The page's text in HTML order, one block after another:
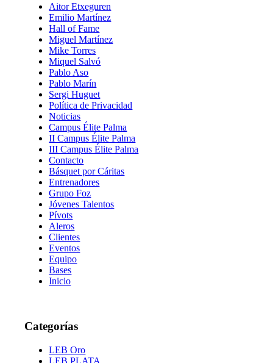
Aitor Etxeguren
Emilio Martínez
Hall of Fame
Miguel Martínez
Mike Torres
Miquel Salvó
Pablo Aso
Pablo Marín
Sergi Huguet
Política de Privacidad
Noticias
Campus Élite Palma
II Campus Élite Palma
III Campus Élite Palma
Contacto
Básquet por Cáritas
Entrenadores
Grupo Foz
Jóvenes Talentos
Pívots
Aleros
Clientes
Eventos
Equipo
Bases
Inicio
Categorías
LEB Oro
LEB PLATA